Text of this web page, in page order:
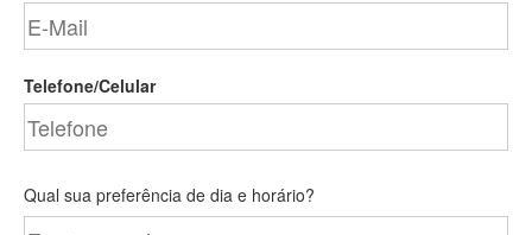
Telefone/Celular
Qual sua preferência de dia e horário?